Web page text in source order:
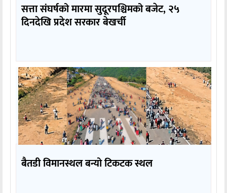
सत्ता संघर्षको मारमा सुदूरपश्चिमको बजेट, २५
दिनदेखि प्रदेश सरकार बेखर्ची
बैतडी विमानस्थल बन्यो टिकटक स्थल